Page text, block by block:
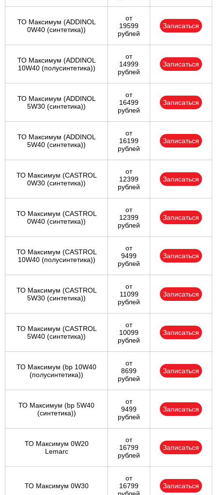
ТО Максимум (ADDINOL
0W40 (синтетика))
от
19599
рублей
Записаться
ТО Максимум (ADDINOL
10W40 (полусинтетика))
от
14999
рублей
Записаться
ТО Максимум (ADDINOL
5W30 (синтетика))
от
16499
рублей
Записаться
ТО Максимум (ADDINOL
5W40 (синтетика))
от
16199
рублей
Записаться
ТО Максимум (CASTROL
0W30 (синтетика))
от
12399
рублей
Записаться
ТО Максимум (CASTROL
0W40 (синтетика))
от
12399
рублей
Записаться
ТО Максимум (CASTROL
10W40 (полусинтетика))
от
9499
рублей
Записаться
ТО Максимум (CASTROL
5W30 (синтетика))
от
11099
рублей
Записаться
ТО Максимум (CASTROL
5W40 (синтетика))
от
10099
рублей
Записаться
ТО Максимум (bp 10W40
(полусинтетика))
от
8699
рублей
Записаться
ТО Максимум (bp 5W40
(синтетика))
от
9499
рублей
Записаться
ТО Максимум 0W20
Lemarc
от
16799
рублей
Записаться
ТО Максимум 0W30
от
16799
Записаться